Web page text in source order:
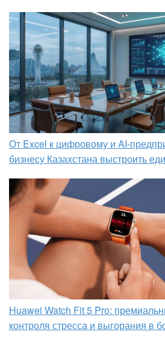
От Excel к цифровому и
бизнесу Казахстана выстроить
Huawei Watch Fit 5 Pro:
контроля стресса и выгорания в